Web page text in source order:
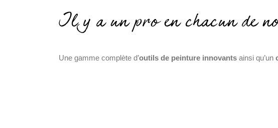
Il y a un pro en chacun de
Une gamme complète d’outils de peinture innovants ainsi qu’un